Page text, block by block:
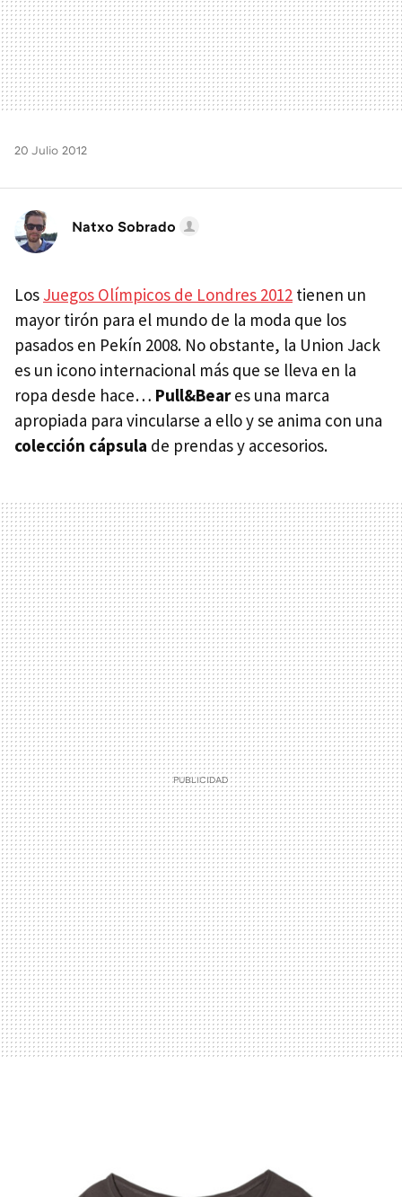
20 Julio 2012
Natxo Sobrado
Los Juegos Olímpicos de Londres 2012 tienen un
mayor tirón para el mundo de la moda que los
pasados en Pekín 2008. No obstante, la Union Jack
es un icono internacional más que se lleva en la
ropa desde hace… Pull&Beares una marca
apropiada para vincularse a ello y se anima con una
colección cápsula de prendas y accesorios.